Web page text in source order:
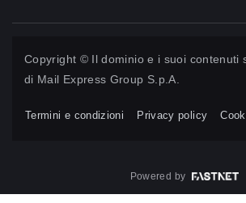
Copyright © Il dominio e i suoi contenuti
di Mail Express Group S.p.A.
Termini e condizioni Privacy policy
Powered by